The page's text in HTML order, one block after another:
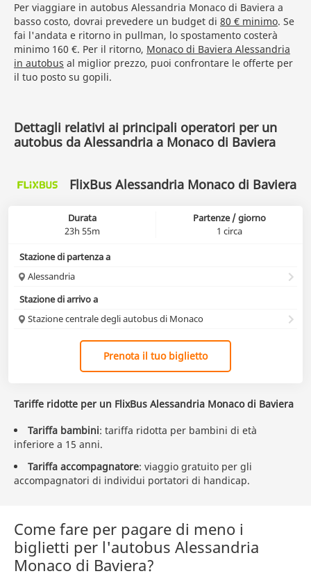
Per viaggiare in autobus Alessandria Monaco di Baviera a
basso costo, dovrai prevedere un budget di 80 € minimo. Se
fai l'andata e ritorno in pullman, lo spostamento costerà
minimo 160 €. Per il ritorno, Monaco di Baviera Alessandria
in autobus al miglior prezzo, puoi confrontare le offerte per
il tuo posto su gopili.
Dettagli relativi ai principali operatori per un
autobus da Alessandria a Monaco di Baviera
FlixBus Alessandria Monaco di Baviera
Durata
Partenze / giorno
23h 55m
1 circa
Stazione di partenza a
Alessandria
Stazione di arrivo a
Stazione centrale degli autobus di Monaco
Prenota il tuo biglietto
Tariffe ridotte per un FlixBus Alessandria Monaco di Baviera
Tariffa bambini: tariffa ridotta per bambini di età
inferiore a 15 anni.
Tariffa accompagnatore: viaggio gratuito per gli
accompagnatori di individui portatori di handicap.
Come fare per pagare di meno i
biglietti per l'autobus Alessandria
Monaco di Baviera?